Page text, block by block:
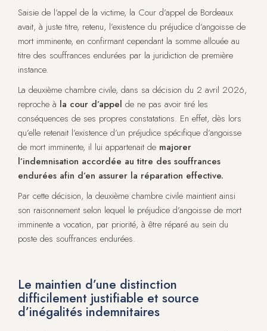
Saisie de l’appel de la victime, la Cour d’appel de Bordeaux
avait, à juste titre, retenu, l’existence du préjudice d’angoisse de
mort imminente, en confirmant cependant la somme allouée au
titre des souffrances endurées par la juridiction de première
instance.
La deuxième chambre civile, dans sa décision du 2 avril 2026,
reproche à la cour d’appel de ne pas avoir tiré les
conséquences de ses propres constatations. En effet, dès lors
qu’elle retenait l’existence d’un préjudice spécifique d’angoisse
de mort imminente, il lui appartenait de majorer
l’indemnisation accordée au titre des souffrances
endurées afin d’en assurer la réparation effective.
Par cette décision, la deuxième chambre civile maintient ainsi
son raisonnement selon lequel le préjudice d’angoisse de mort
imminente a vocation, par priorité, à être réparé au sein du
poste des souffrances endurées.
Le maintien d’une distinction
difficilement justifiable et source
d’inégalités indemnitaires